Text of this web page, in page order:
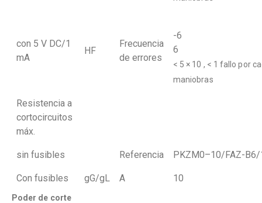
con 5 V DC/1
mA
HF
Frecuencia
de errores
-
6
< 5 × 10 , < 1 fallo por
maniobras
Resistencia a
cortocircuitos
máx.
sin fusibles Referencia PKZM0–10/FAZ-B6/
Con fusibles gG/gL A 10
Poder de corte